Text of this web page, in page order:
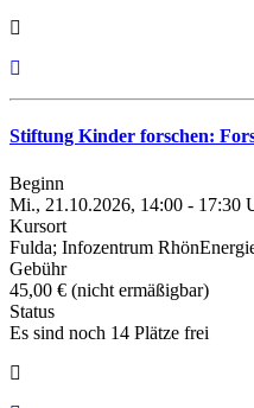
Stiftung Kinder forschen:
Beginn
Mi., 21.10.2026, 14:00 - 17:30
Kursort
Fulda; Infozentrum
Gebühr
45,00 € (nicht ermäßigbar)
Status
Es sind noch 14 Plätze frei